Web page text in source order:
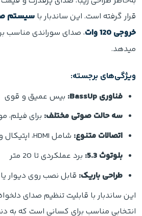
قرار گرفته است. این ساندبار با
خروجی 120 وات
، صدای سوراندی مناسب
میدهد.
ویژگی‌های برجسته:
فناوری BassUp:
بیس عمیق و قوی
سه حالت صوتی مختلف: برای فیلم،
اتصالات متنوع: شامل HDMI، اپتیکال و AUX
بلوتوث 5.3:
برد عملکردی تا 20 متر
طراحی باریک: قابل نصب روی دیوار
این ساندبار با قابلیت تنظیم صدای
انتخابی مناسب برای کسانی است که به